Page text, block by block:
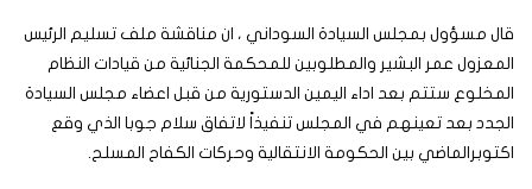
قال مسؤول بمجلس السيادة السوداني ، ان مناقشة ملف تسليم الرئيس
المعزول عمر البشير والمطلوبين للمحكمة الجنائية من قيادات النظام
المخلوع ستتم بعد اداء اليمين الدستورية من قبل اعضاء مجلس السيادة
الجدد بعد تعينهم في المجلس تنفيذاً لاتفاق سلام جوبا الذي وقع
اكتوبرالماضي بين الحكومة الانتقالية وحركات الكفاح المسلح.